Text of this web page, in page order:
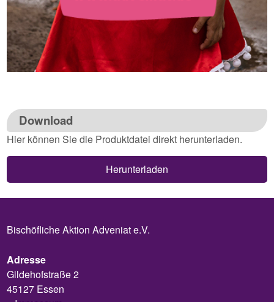
Download
Hier können Sie die Produktdatei direkt herunterladen.
Herunterladen
Bischöfliche Aktion Adveniat e.V.
Adresse
Gildehofstraße 2
45127 Essen